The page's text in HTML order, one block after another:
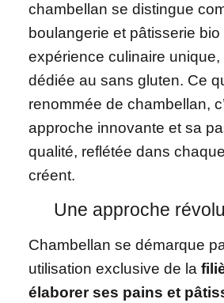
chambellan se distingue
boulangerie et pâtisserie
expérience culinaire
dédiée au sans gluten. Ce
renommée de chambellan,
approche innovante et sa
qualité, reflétée dans
créent.
Une approche
Chambellan se démarque
utilisation exclusive de la
élaborer ses pains et